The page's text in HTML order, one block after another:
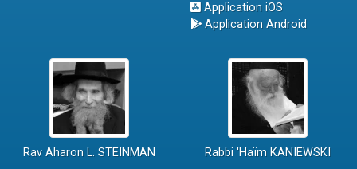
Application iOS
Application Android
Rav Aharon L. STEINMAN Rabbi 'Haïm KANIEWSKI